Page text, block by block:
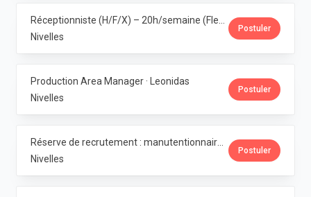
Nivelles
Postuler
Production Area Manager · Leonidas
Nivelles
Postuler
Nivelles
Postuler